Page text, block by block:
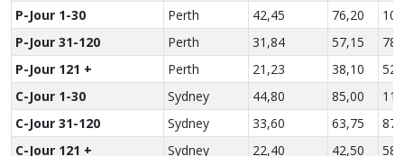
P-Jour 1-30
Perth 42,45 76,20
P-Jour 31-120
Perth 31,84 57,15
P-Jour 121 +
Perth 21,23 38,10
C-Jour 1-30
Sydney 44,80 85,00
C-Jour 31-120
Sydney 33,60 63,75
C-Jour 121 +
Sydney 22,40 42,50